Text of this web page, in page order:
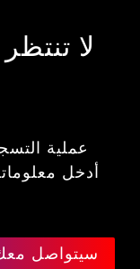
لا
عملية
أدخل
سيتواصل معك